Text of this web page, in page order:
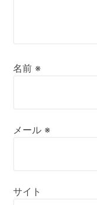
名前 ※
メール ※
サイト